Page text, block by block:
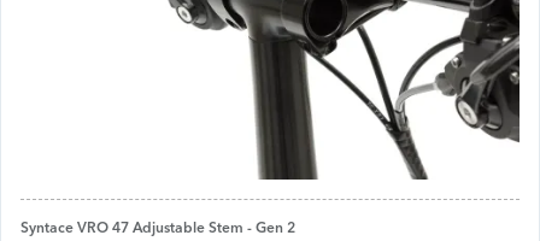
Syntace VRO 47 Adjustable Stem - Gen 2